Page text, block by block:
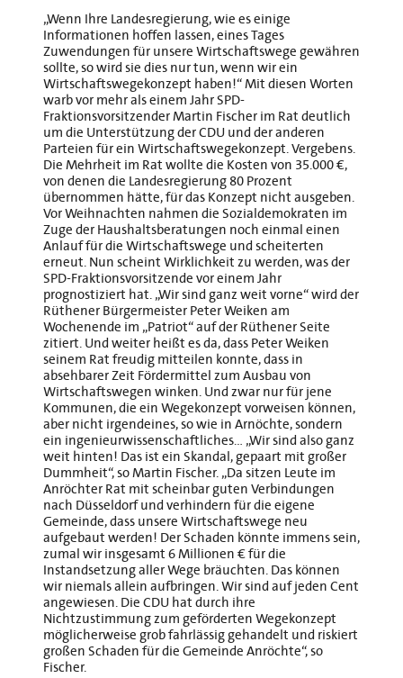
„Wenn Ihre Landesregierung, wie es einige
Informationen hoffen lassen, eines Tages
Zuwendungen für unsere Wirtschaftswege gewähren
sollte, so wird sie dies nur tun, wenn wir ein
Wirtschaftswegekonzept haben!“ Mit diesen Worten
warb vor mehr als einem Jahr SPD-
Fraktionsvorsitzender Martin Fischer im Rat deutlich
um die Unterstützung der CDU und der anderen
Parteien für ein Wirtschaftswegekonzept. Vergebens.
Die Mehrheit im Rat wollte die Kosten von 35.000 €,
von denen die Landesregierung 80 Prozent
übernommen hätte, für das Konzept nicht ausgeben.
Vor Weihnachten nahmen die Sozialdemokraten im
Zuge der Haushaltsberatungen noch einmal einen
Anlauf für die Wirtschaftswege und scheiterten
erneut. Nun scheint Wirklichkeit zu werden, was der
SPD-Fraktionsvorsitzende vor einem Jahr
prognostiziert hat. „Wir sind ganz weit vorne“ wird der
Rüthener Bürgermeister Peter Weiken am
Wochenende im „Patriot“ auf der Rüthener Seite
zitiert. Und weiter heißt es da, dass Peter Weiken
seinem Rat freudig mitteilen konnte, dass in
absehbarer Zeit Fördermittel zum Ausbau von
Wirtschaftswegen winken. Und zwar nur für jene
Kommunen, die ein Wegekonzept vorweisen können,
aber nicht irgendeines, so wie in Arnöchte, sondern
ein ingenieurwissenschaftliches… „Wir sind also ganz
weit hinten! Das ist ein Skandal, gepaart mit großer
Dummheit“, so Martin Fischer. „Da sitzen Leute im
Anröchter Rat mit scheinbar guten Verbindungen
nach Düsseldorf und verhindern für die eigene
Gemeinde, dass unsere Wirtschaftswege neu
aufgebaut werden! Der Schaden könnte immens sein,
zumal wir insgesamt 6 Millionen € für die
Instandsetzung aller Wege bräuchten. Das können
wir niemals allein aufbringen. Wir sind auf jeden Cent
angewiesen. Die CDU hat durch ihre
Nichtzustimmung zum geförderten Wegekonzept
möglicherweise grob fahrlässig gehandelt und riskiert
großen Schaden für die Gemeinde Anröchte“, so
Fischer.